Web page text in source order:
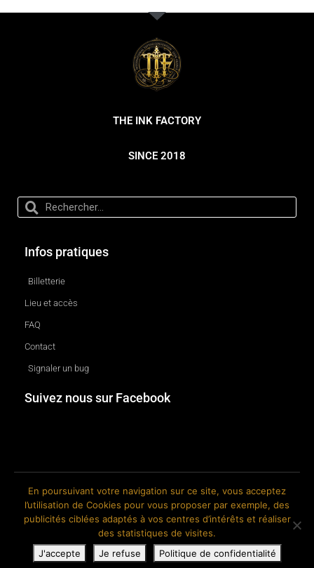
THE INK FACTORY
SINCE 2018
Infos pratiques
Billetterie
Lieu et accès
FAQ
Contact
Signaler un bug
Suivez nous sur Facebook
© 2018-2026 The Ink Factory. Site web réalisé par Roland CAUVIN.
En poursuivant votre navigation sur ce site, vous acceptez
l’utilisation de Cookies pour vous proposer par exemple, des
publicités ciblées adaptés à vos centres d’intérêts et réaliser
des statistiques de visites.
J'accepte
Je refuse Politique de confidentialité